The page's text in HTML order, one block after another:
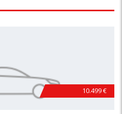
10.499 €